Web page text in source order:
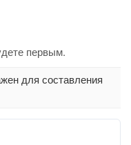
первым.
для составления